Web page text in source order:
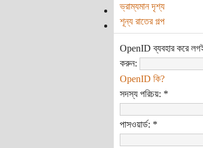
ভ্রাম্যমান দৃশ্য
শূন্য রাতের গল্প
OpenID ব্যবহার করে
করুন:
OpenID কি?
সদস্য পরিচয়: *
পাসওয়ার্ড: *